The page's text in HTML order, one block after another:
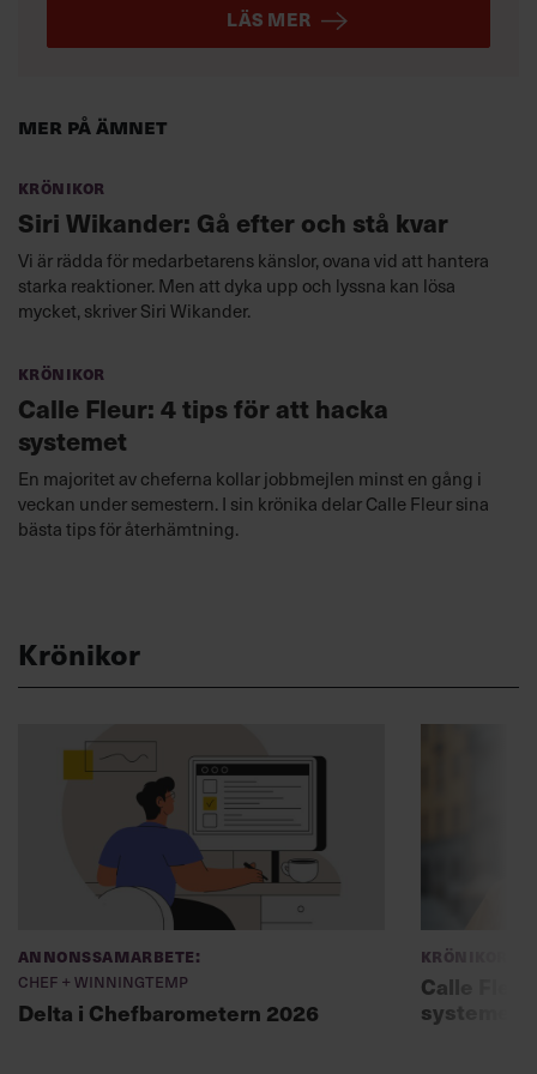
Mer på ämnet
Krönikor
Siri Wikander: Gå efter och stå kvar
Vi är rädda för medarbetarens känslor, ovana vid att hantera
starka reaktioner. Men att dyka upp och lyssna kan lösa
mycket, skriver Siri Wikander.
Krönikor
Calle Fleur: 4 tips för att hacka
systemet
En majoritet av cheferna kollar jobbmejlen minst en gång i
veckan under semestern. I sin krönika delar Calle Fleur sina
bästa tips för återhämtning.
LÄS MER
Krönikor
Annonssamarbete:
Chef + Winningtemp
Delta i Chefbarometern 2026
Krönikor
Calle
systemet